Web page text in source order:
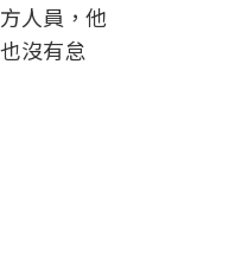
人員，他
沒有怠